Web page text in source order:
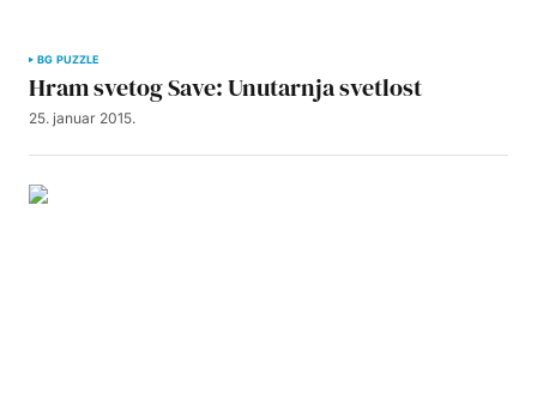
BG PUZZLE
Hram svetog Save: Unutarnja svetlost
25. januar 2015.